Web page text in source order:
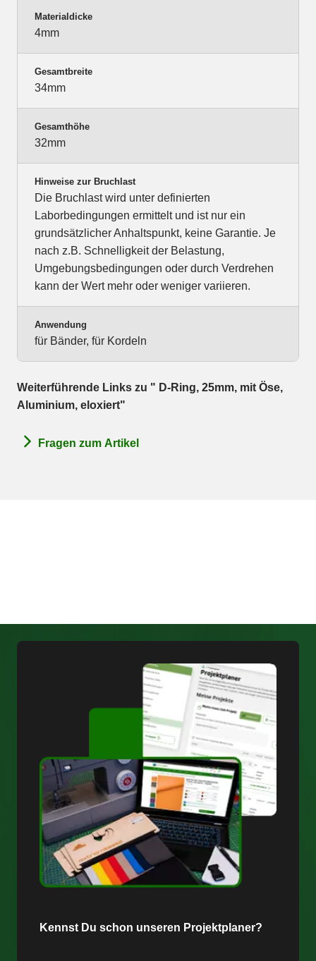
Materialdicke
4mm
Gesamtbreite
34mm
Gesamthöhe
32mm
Hinweise zur Bruchlast
Die Bruchlast wird unter definierten
Laborbedingungen ermittelt und ist nur ein
grundsätzlicher Anhaltspunkt, keine Garantie. Je
nach z.B. Schnelligkeit der Belastung,
Umgebungsbedingungen oder durch Verdrehen
kann der Wert mehr oder weniger variieren.
Anwendung
für Bänder, für Kordeln
Weiterführende Links zu " D-Ring, 25mm, mit Öse,
Aluminium, eloxiert"
Fragen zum Artikel
Kennst Du schon unseren Projektplaner?